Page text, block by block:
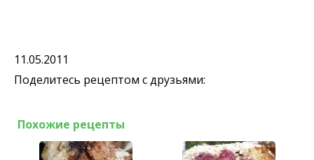
11.05.2011
Поделитесь рецептом с друзьями:
Похожие рецепты